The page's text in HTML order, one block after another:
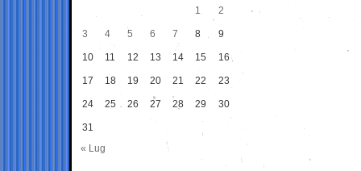
1
2
3 4 5 6 7 8 9
10 11 12 13 14 15 16
17 18 19 20 21 22 23
24 25 26 27 28 29 30
31
« Lug